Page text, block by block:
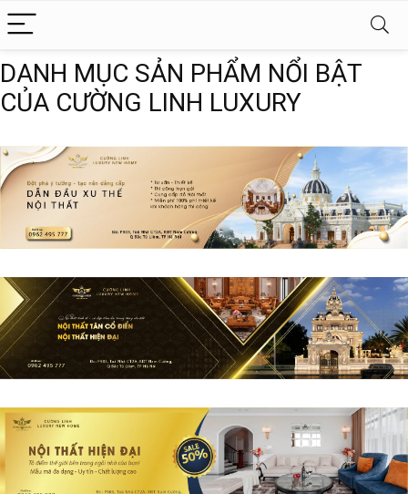
DANH MỤC SẢN PHẨM NỔI BẬT
CỦA CƯỜNG LINH LUXURY